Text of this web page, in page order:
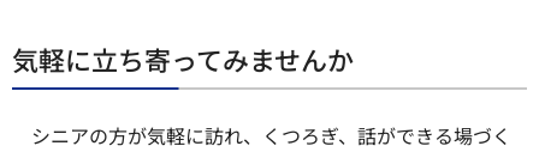
気軽に立ち寄ってみませんか
シニアの方が気軽に訪れ、くつろぎ、話ができる場づく